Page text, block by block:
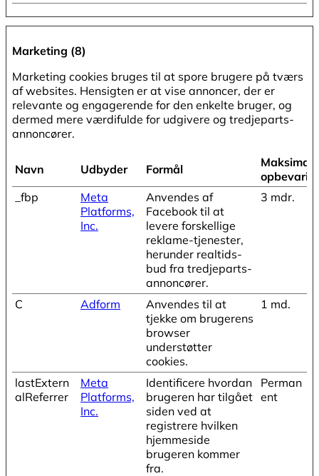
Marketing (8)
Marketing cookies bruges til at spore brugere på tværs
af websites. Hensigten er at vise annoncer, der er
relevante og engagerende for den enkelte bruger, og
dermed mere værdifulde for udgivere og tredjeparts-
annoncører.
Navn Udbyder Formål
Maksimal
_fbp
Meta
Platforms,
Inc.
Anvendes af
Facebook til at
levere forskellige
reklame-tjenester,
herunder realtids-
bud fra tredjeparts-
annoncører.
3 mdr.
C Adform
Anvendes til at
tjekke om brugerens
browser
understøtter
cookies.
1 md.
lastExtern
alReferrer
Meta
Platforms,
Inc.
Identificere hvordan
brugeren har tilgået
siden ved at
registrere hvilken
hjemmeside
brugeren kommer
fra.
Perman
ent